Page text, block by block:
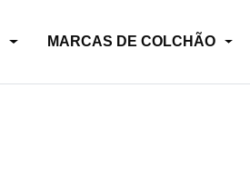
MARCAS DE COLCHÃO